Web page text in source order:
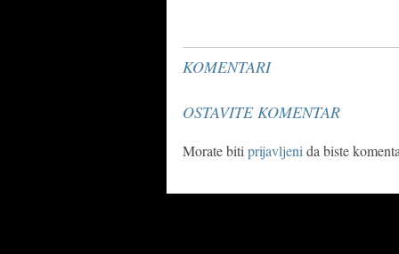
KOMENTARI
OSTAVITE KOMENTAR
Morate biti prijavljeni da biste